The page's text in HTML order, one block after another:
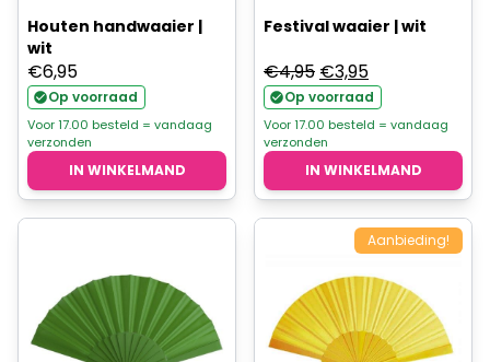
Houten handwaaier |
wit
€6,95
Op voorraad
Voor 17.00 besteld = vandaag
verzonden
IN WINKELMAND
Festival waaier | wit
€4,95 Oorspronkelijke
prijs
was:
€4,95.
€3,95Huidige
prijs
is:
€3,95.
Op voorraad
Voor 17.00 besteld = vandaag
verzonden
IN WINKELMAND
Aanbieding!